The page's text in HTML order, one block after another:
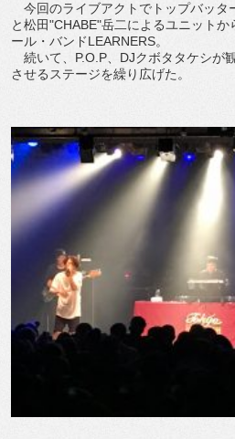
今回のライブアクトでトップバッタ
と松田"CHABE"岳二によるユニット
ール・バンドLEARNERS。
続いて、P.O.P、DJクボタタケシが
させるステージを繰り広げた。